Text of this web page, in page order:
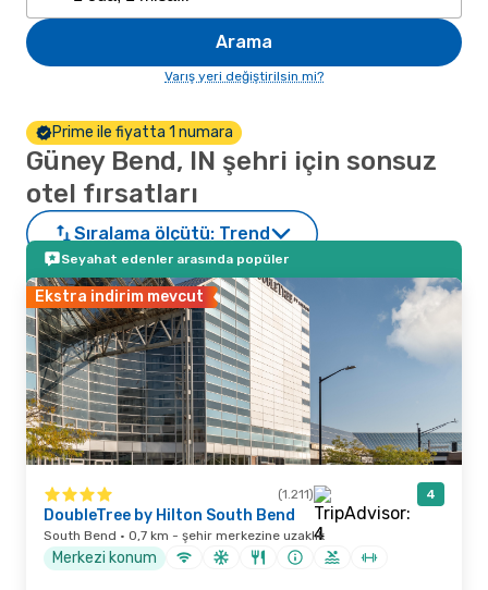
Arama
Varış yeri değiştirilsin mi?
Prime ile fiyatta 1 numara
Güney Bend, IN şehri için sonsuz
otel fırsatları
Sıralama ölçütü: Trend
Seyahat edenler arasında popüler
Ekstra indirim mevcut
(1.211) 4
DoubleTree by Hilton South Bend
South Bend · 0,7 km - şehir merkezine uzaklık
Merkezi konum